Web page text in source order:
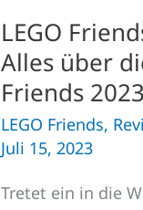
LEGO
Alles über
Friends 2023
LEGO Friends,
Juli 15, 2023
Tretet ein in die